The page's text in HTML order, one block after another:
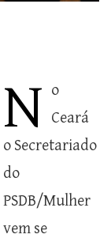
N o
Ceará
o Secretariado
do
PSDB/Mulher
vem se